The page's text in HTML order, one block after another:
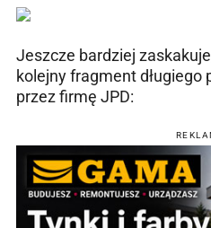
Jeszcze bardziej
kolejny fragment
przez firmę JPD: